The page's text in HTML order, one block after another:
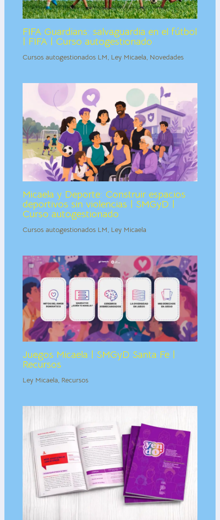
FIFA Guardians: salvaguardia en el fútbol
| FIFA | Curso autogestionado
Cursos autogestionados LM Ley Micaela Novedades
Micaela y Deporte: Construir espacios
deportivos sin violencias | SMGyD |
Curso autogestionado
Cursos autogestionados LM, Ley Micaela
Juegos Micaela | SMGyD Santa Fe |
Recursos
Ley Micaela, Recursos